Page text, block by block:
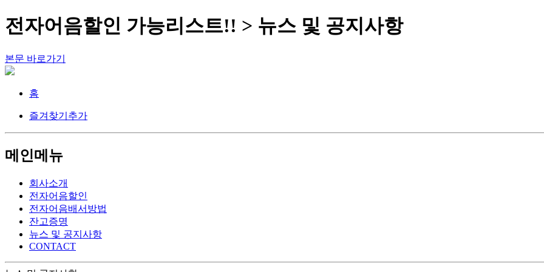
전자어음할인 가능리스트!! > 뉴스 및 공지사항
본문 바로가기
홈
즐겨찾기추가
메인메뉴
회사소개
전자어음할인
전자어음배서방법
잔고증명
뉴스 및 공지사항
CONTACT